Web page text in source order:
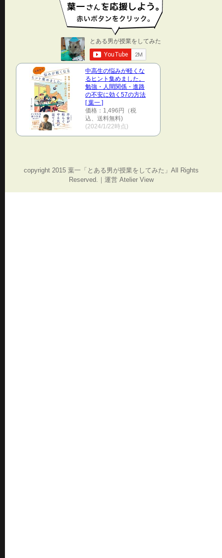
中高生の悩みが軽くな
るヒント集めました。
勉強・人間関係・進路
の不安に効く57の方法
[ 葉一 ]
価格：1,496円（税
込、送料無料)
(2024/1/22時点)
copyright 2015 葉一「とある男が授業をしてみた」All Rights
Reserved.｜運営 Atelier View